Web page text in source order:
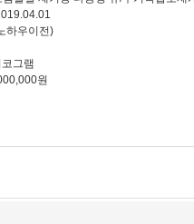
하우이전)
그램
원